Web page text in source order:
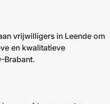
vrijwilligers in Leende om
en kwalitatieve
Brabant.